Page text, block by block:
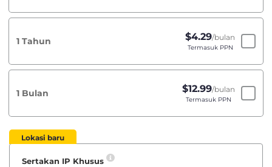
1 Tahun $4.29/bulan
Termasuk PPN
1 Bulan $12.99/bulan
Termasuk PPN
Lokasi baru
Sertakan IP Khusus